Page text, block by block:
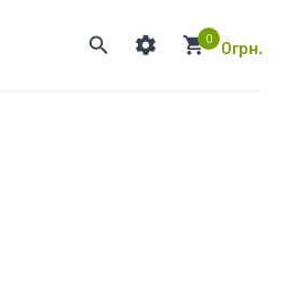
0
0грн.